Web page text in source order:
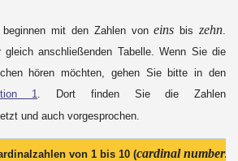
mit den Zahlen voneins biszehn.
anschließenden Tabelle. Wenn Sie die
hören möchten, gehen Sie bitte in den
1. Dort finden Sie die Zahlen
und auch vorgesprochen.
von 1 bis 10 (cardinal numbers